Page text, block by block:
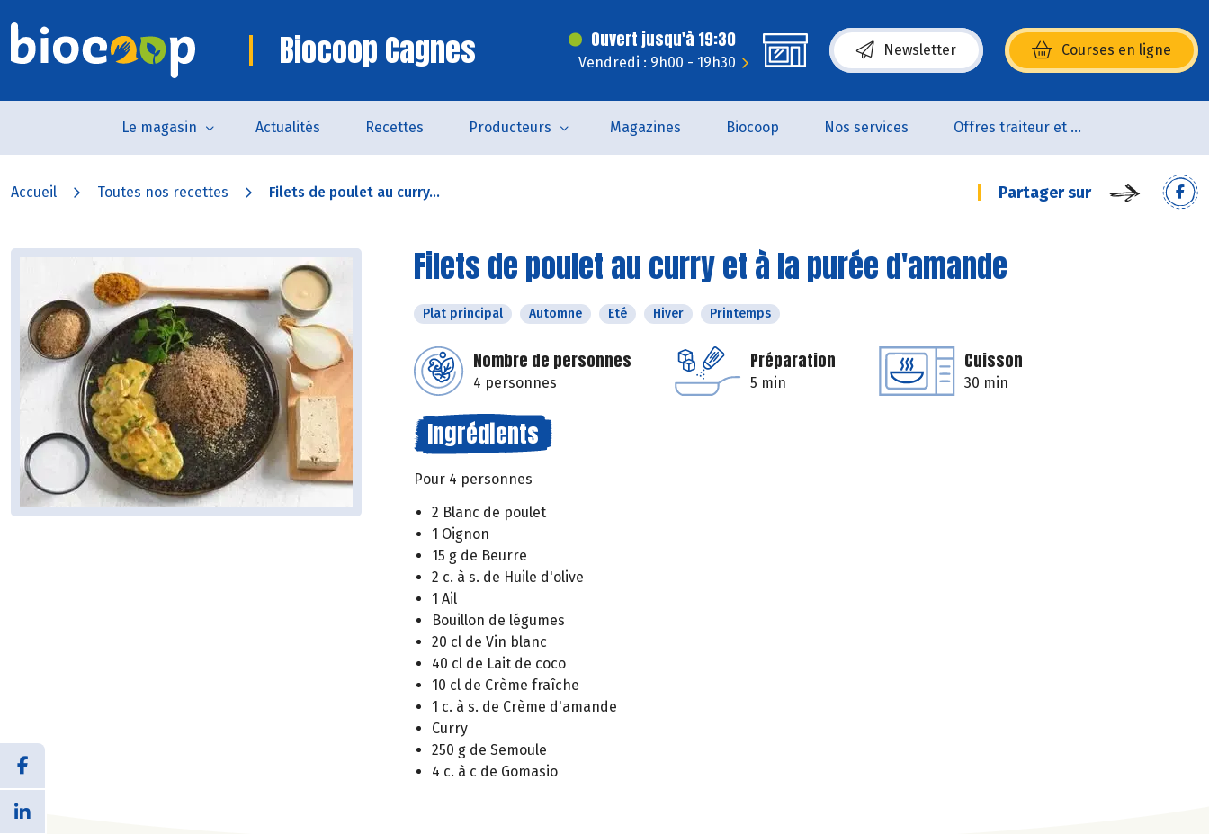
Biocoop Cagnes Ouvert jusqu'à 19:30
Vendredi : 9h00 - 19h30
Newsletter Courses en ligne
(s’ouvre dans une nouvelle fenêtre)
Le magasin Actualités Recettes Producteurs Magazines Biocoop Nos services Offres traiteur et pâtisserie
Accueil Toutes nos recettes Filets de poulet au curry... Partager sur
Filets de poulet au curry et à la purée d'amande
Plat principal Automne Eté Hiver Printemps
Nombre de personnes
4 personnes
Préparation
5 min
Cuisson
30 min
Ingrédients
Pour 4 personnes
2 Blanc de poulet
1 Oignon
15 g de Beurre
2 c. à s. de Huile d'olive
1 Ail
Bouillon de légumes
20 cl de Vin blanc
40 cl de Lait de coco
10 cl de Crème fraîche
1 c. à s. de Crème d'amande
Curry
250 g de Semoule
4 c. à c de Gomasio